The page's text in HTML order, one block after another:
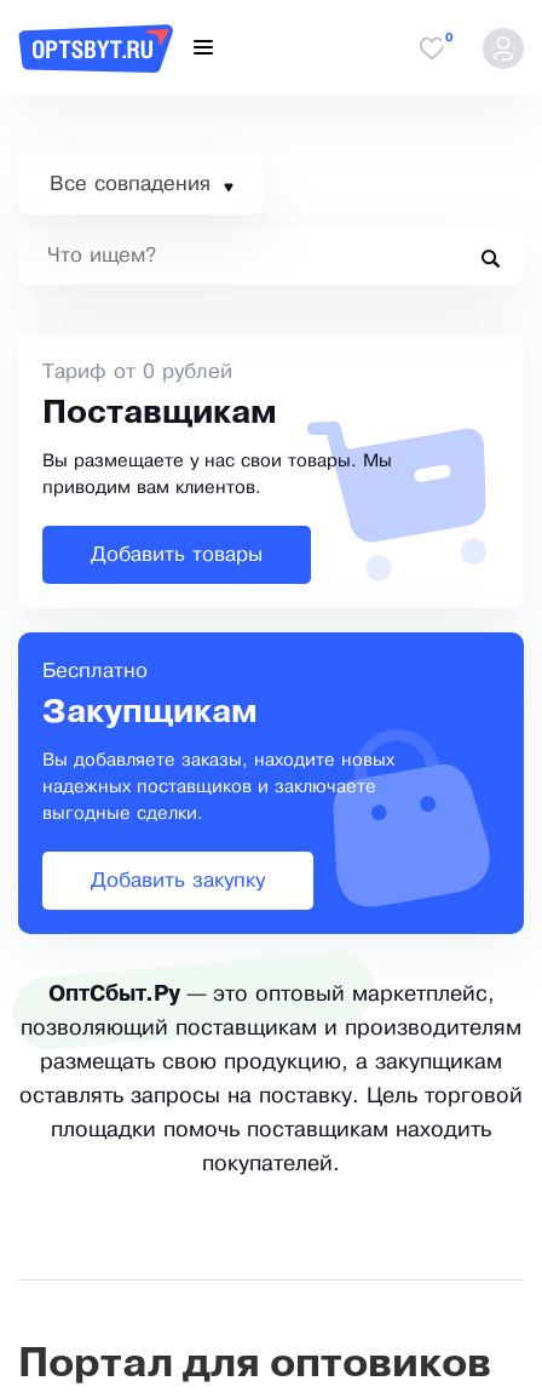
0
Все совпадения
Тариф от 0 рублей
Поставщикам
Вы размещаете у нас свои товары. Мы
приводим вам клиентов.
Добавить товары
Бесплатно
Закупщикам
Вы добавляете заказы, находите новых
надежных поставщиков и заключаете
выгодные сделки.
Добавить закупку
ОптСбыт.Ру— это оптовый маркетплейс,
позволяющий поставщикам и производителям
размещать свою продукцию, а закупщикам
оставлять запросы на поставку. Цель торговой
площадки помочь поставщикам находить
покупателей.
Портал для оптовиков